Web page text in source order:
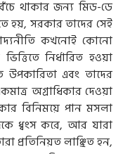
থাকার জন্য মিড-ডে
হয়, সরকার তাদের সেই
কখনোই কোনো
নির্ধারিত হওয়া
উপকারিতা এবং তাদের
অগ্রাধিকার দেওয়া
বিনিময়ে পান মসলা
ধ্বংস করে, আর যারা
প্রতিনিয়ত লাঞ্ছিত হন,